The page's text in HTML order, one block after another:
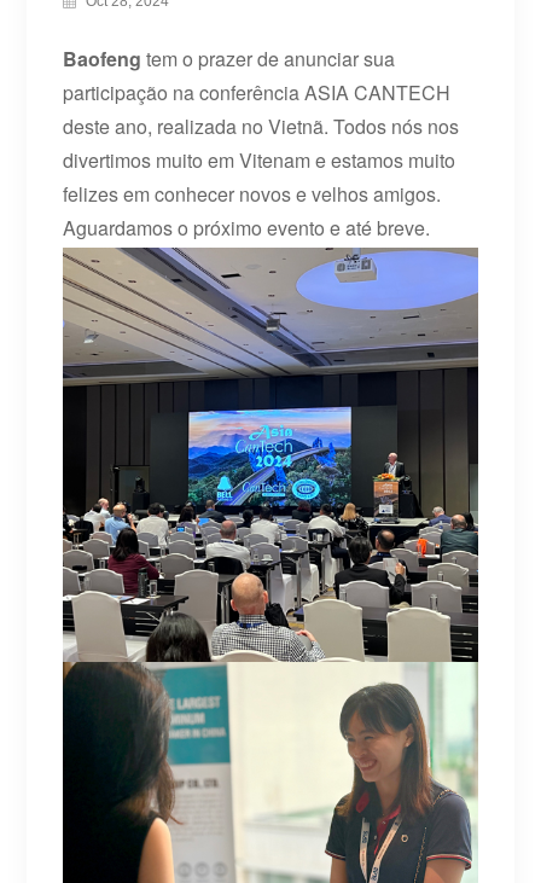
Baofeng tem o prazer de anunciar sua
participação na conferência ASIA CANTECH
deste ano, realizada no Vietnã.Todos nós nos
divertimos muito em Vitenam e estamos muito
felizes em conhecer novos e velhos amigos.
Aguardamos o próximo evento e até breve.